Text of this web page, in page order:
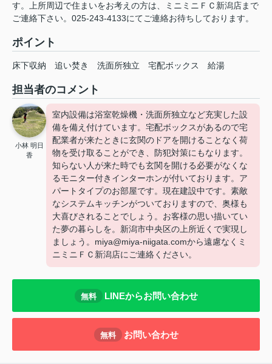
す。上所周辺で住まいをお考えの方は、ミニミニＦＣ新潟店まで
ご連絡下さい。025-243-4133にてご連絡お待ちしております。
ポイント
床下収納 追い焚き 洗面所独立 宅配ボックス 給湯
担当者のコメント
小林 明日
香
室内設備は浴室乾燥機・洗面所独立など充実した設
備を備え付けています。宅配ボックスがあるので宅
配業者が来たときに玄関のドアを開けることなく荷
物を受け取ることができ、防犯対策にもなります。
知らない人が来た時でも玄関を開ける必要がなくな
るモニター付きインターホンが付いております。ア
パートタイプのお部屋です。現在建設中です。素敵
なシステムキッチンがついておりますので、奥様も
大喜びされることでしょう。お客様の思い描いてい
た夢の暮らしを。新潟市中央区の上所近くで実現し
ましょう。miya@miya-niigata.comから遠慮なくミ
ニミニＦＣ新潟店にご連絡ください。
無料 LINEからお問い合わせ
無料 お問い合わせ